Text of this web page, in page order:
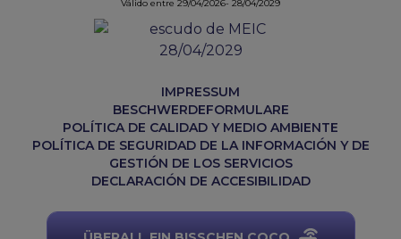
Válido entre 29/04/2026- 28/04/2029
IMPRESSUM
BESCHWERDEFORMULARE
POLÍTICA DE CALIDAD Y MEDIO AMBIENTE
POLÍTICA DE SEGURIDAD DE LA INFORMACIÓN Y DE
GESTIÓN DE LOS SERVICIOS
DECLARACIÓN DE ACCESIBILIDAD